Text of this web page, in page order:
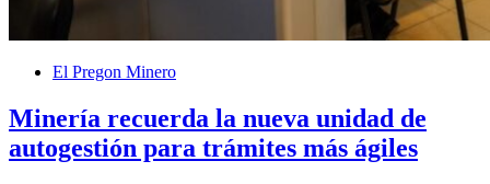
El Pregon Minero
Minería recuerda la nueva unidad de
autogestión para trámites más ágiles